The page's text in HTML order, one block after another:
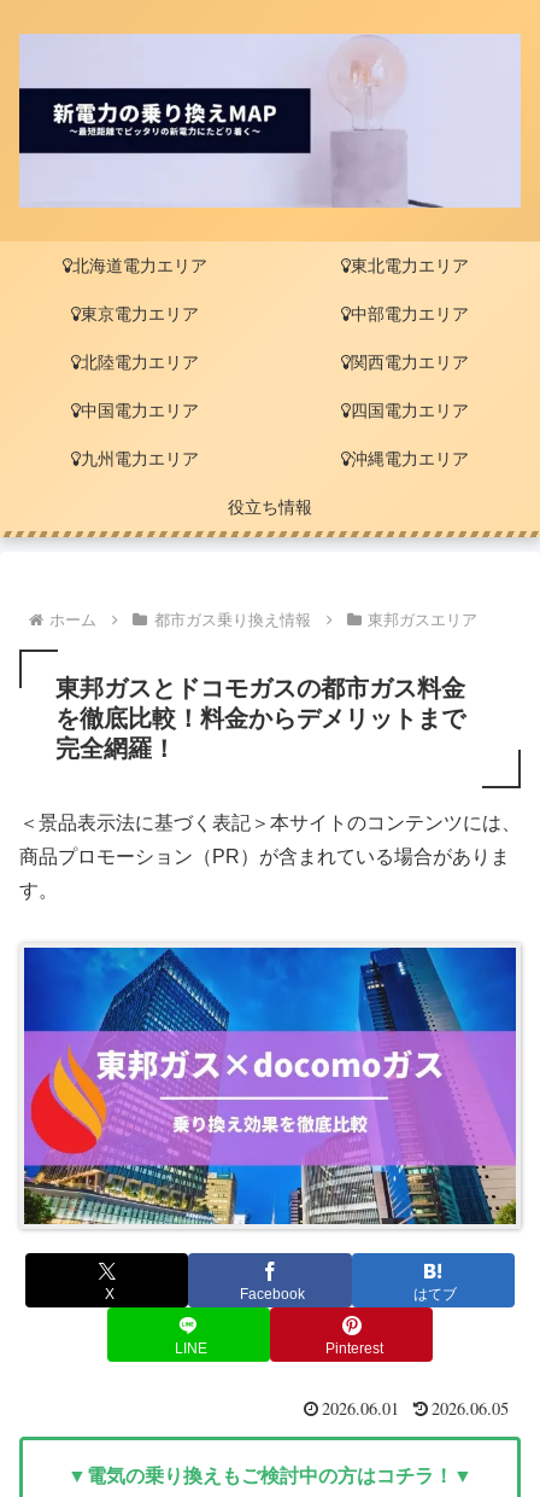
北海道電力エリア 東北電力エリア
東京電力エリア 中部電力エリア
北陸電力エリア 関西電力エリア
中国電力エリア 四国電力エリア
九州電力エリア 沖縄電力エリア
役立ち情報
ホーム 都市ガス乗り換え情報 東邦ガスエリア
東邦ガスとドコモガスの都市ガス料金
を徹底比較！料金からデメリットまで
完全網羅！
＜景品表示法に基づく表記＞本サイトのコンテンツには、
商品プロモーション（PR）が含まれている場合がありま
す。
X Facebook はてブ
LINE Pinterest
2026.06.01 2026.06.05
▼電気の乗り換えもご検討中の方はコチラ！▼